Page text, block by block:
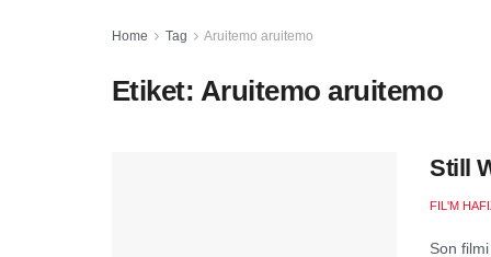
Home Tag Aruitemo aruitemo
Etiket: Aruitemo aruitemo
Still
FIL'M
Son